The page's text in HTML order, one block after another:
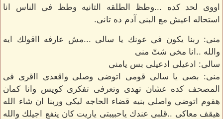
اووى لحد كده ...وطظ الطلقه التانيه وطظ فى الناس انا
استحاله اعيش مع البنى آدم ده تانى.
منى: ربنا يكون فى عونك يا سالى ...مش عارفه ااقولك ايه
والله ..انا مخى شتّ منى
سالى: ادعيلى ادعيلى بس يامنى
منى: بصى يا سالى قومى اتوضى وصلى واقعدى ااقرى فى
المصحف كده عشان تهدى وتعرفى تفكرى كويس وانا كمان
هقوم اتوضى واصلى بنيه قضاء الحاجه ليكى وربنا ان شاء الله
هيقف معاكى ..قلبى عندك ياحبيبتى ياريت كان ينفع اجيلك والله